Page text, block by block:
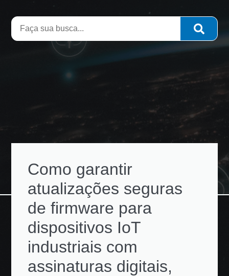
Como garantir
atualizações seguras
de firmware para
dispositivos IoT
industriais com
assinaturas digitais,